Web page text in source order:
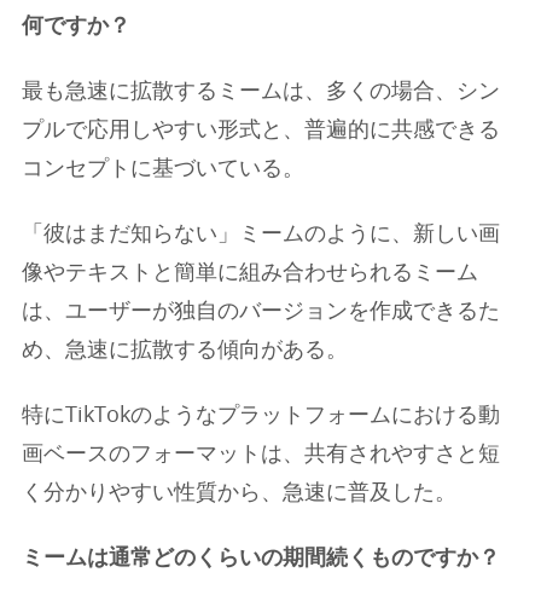
何ですか？
最も急速に拡散するミームは、多くの場合、シン
プルで応用しやすい形式と、普遍的に共感できる
コンセプトに基づいている。
「彼はまだ知らない」ミームのように、新しい画
像やテキストと簡単に組み合わせられるミーム
は、ユーザーが独自のバージョンを作成できるた
め、急速に拡散する傾向がある。
特にTikTokのようなプラットフォームにおける動
画ベースのフォーマットは、共有されやすさと短
く分かりやすい性質から、急速に普及した。
ミームは通常どのくらいの期間続くものですか？